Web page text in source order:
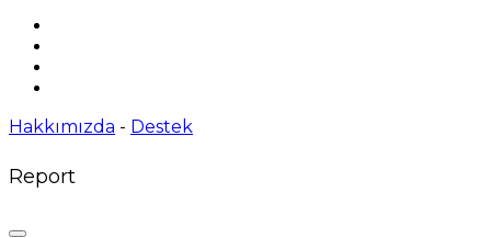
Hakkımızda - Destek
Report